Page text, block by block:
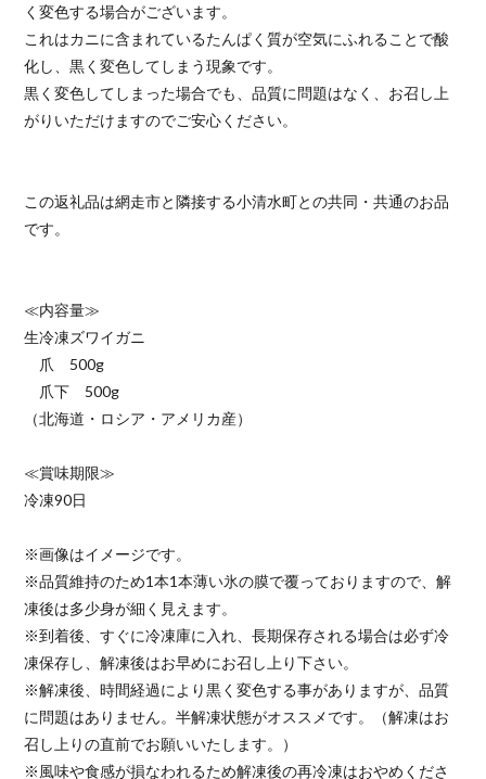
く変色する場合がございます。
これはカニに含まれているたんぱく質が空気にふれることで酸
化し、黒く変色してしまう現象です。
黒く変色してしまった場合でも、品質に問題はなく、お召し上
がりいただけますのでご安心ください。
この返礼品は網走市と隣接する小清水町との共同・共通のお品
です。
≪内容量≫
生冷凍ズワイガニ
爪 500g
爪下 500g
（北海道・ロシア・アメリカ産）
≪賞味期限≫
冷凍90日
※画像はイメージです。
※品質維持のため1本1本薄い氷の膜で覆っておりますので、解
凍後は多少身が細く見えます。
※到着後、すぐに冷凍庫に入れ、長期保存される場合は必ず冷
凍保存し、解凍後はお早めにお召し上り下さい。
※解凍後、時間経過により黒く変色する事がありますが、品質
に問題はありません。半解凍状態がオススメです。（解凍はお
召し上りの直前でお願いいたします。）
※風味や食感が損なわれるため解凍後の再冷凍はおやめくださ